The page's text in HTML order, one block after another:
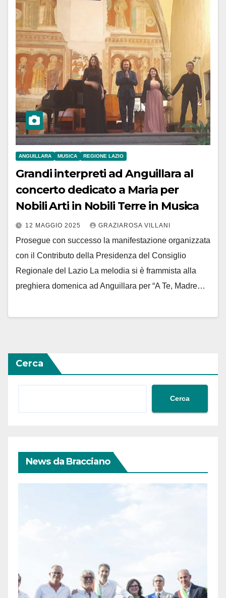
ANGUILLARA MUSICA REGIONE LAZIO
Grandi interpreti ad Anguillara al
concerto dedicato a Maria per
Nobili Arti in Nobili Terre in Musica
12 MAGGIO 2025 GRAZIAROSA VILLANI
Prosegue con successo la manifestazione organizzata
con il Contributo della Presidenza del Consiglio
Regionale del Lazio La melodia si è frammista alla
preghiera domenica ad Anguillara per “A Te, Madre…
Cerca
Cerca
News da Bracciano